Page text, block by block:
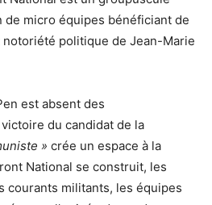
micro équipes bénéficiant de
politique de Jean-Marie
est absent des
du candidat de la
» crée un espace à la
National se construit, les
courants militants, les équipes